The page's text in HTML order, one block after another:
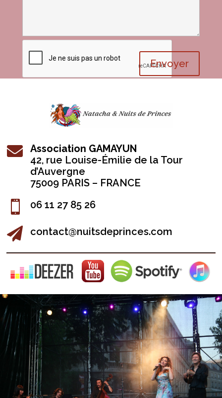
Envoyer

Association GAMAYUN
42, rue Louise-Émilie de la Tour
d’Auvergne
75009 PARIS – FRANCE
 06 11 27 85 26
 contact@nuitsdeprinces.com